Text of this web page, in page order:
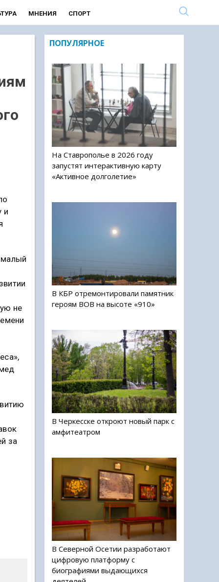
МНЕНИЯ СПОРТ
и
не
за
ПОПУЛЯРНОЕ
На Ставрополье в 2026 году
запустят интерактивную карту
«Активное долголетие»
В КБР отремонтировали памятник
героям ВОВ на высоте «910»
В Черкесске откроют новый парк с
амфитеатром
В Северной Осетии разработают
цифровую платформу с
биографиями выдающихся